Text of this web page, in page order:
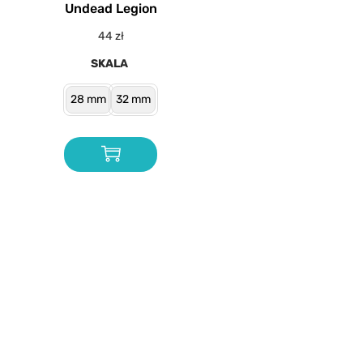
Undead Legion
44zł
SKALA
28 mm 32 mm